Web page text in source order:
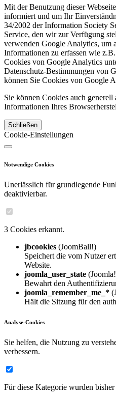
Mit der Benutzung dieser
informiert und um Ihr
34/2002 der Information Society
Service, den wir zur Verfügung
verwenden Google Analytics, um
Informationen zu erfassen wie
Cookies von Google Analytics
Datenschutz-Bestimmungen von
können Sie Cookies von Google
Sie können Cookies auch
Informationen Ihres
Schließen
Cookie-Einstellungen
Notwendige Cookies
Unerlässlich für grundlegende
deaktivierbar.
3 Cookies erkannt.
jbcookies (JoomBall!)
Speichert die vom Nutzer
Website.
joomla_user_state
Bewahrt den
joomla_remember_me_*
Hält die Sitzung für den
Analyse-Cookies
Sie helfen, die Nutzung zu
verbessern.
Für diese Kategorie wurden